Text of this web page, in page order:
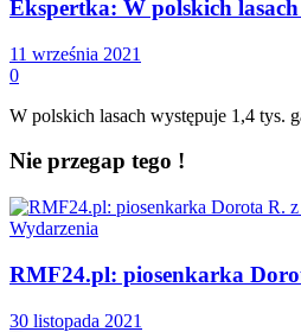
Ekspertka: W polskich
11 września 2021
0
W polskich lasach występuje 1,4 tys.
Nie przegap tego !
Wydarzenia
RMF24.pl: piosenkarka
30 listopada 2021